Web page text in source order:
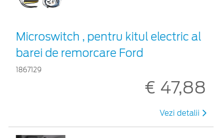
Microswitch , pentru kitul electric al
barei de remorcare Ford
1867129
€ 47,88
Vezi detalii